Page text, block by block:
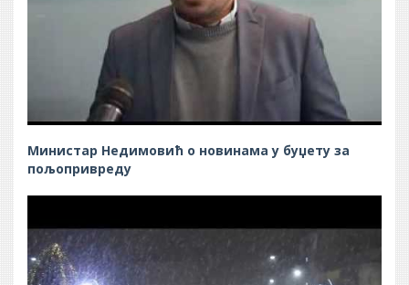
Министар Недимовић о новинама у буџету за
пољопривреду